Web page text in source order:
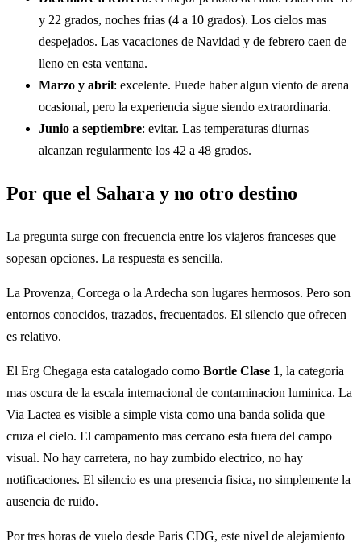
y 22 grados, noches frias (4 a 10 grados). Los cielos mas
despejados. Las vacaciones de Navidad y de febrero caen de
lleno en esta ventana.
Marzo y abril: excelente. Puede haber algun viento de arena
ocasional, pero la experiencia sigue siendo extraordinaria.
Junio a septiembre: evitar. Las temperaturas diurnas
alcanzan regularmente los 42 a 48 grados.
Por que el Sahara y no otro destino
La pregunta surge con frecuencia entre los viajeros franceses que
sopesan opciones. La respuesta es sencilla.
La Provenza, Corcega o la Ardecha son lugares hermosos. Pero son
entornos conocidos, trazados, frecuentados. El silencio que ofrecen
es relativo.
El Erg Chegaga esta catalogado como Bortle Clase 1, la categoria
mas oscura de la escala internacional de contaminacion luminica. La
Via Lactea es visible a simple vista como una banda solida que
cruza el cielo. El campamento mas cercano esta fuera del campo
visual. No hay carretera, no hay zumbido electrico, no hay
notificaciones. El silencio es una presencia fisica, no simplemente la
ausencia de ruido.
Por tres horas de vuelo desde Paris CDG, este nivel de alejamiento